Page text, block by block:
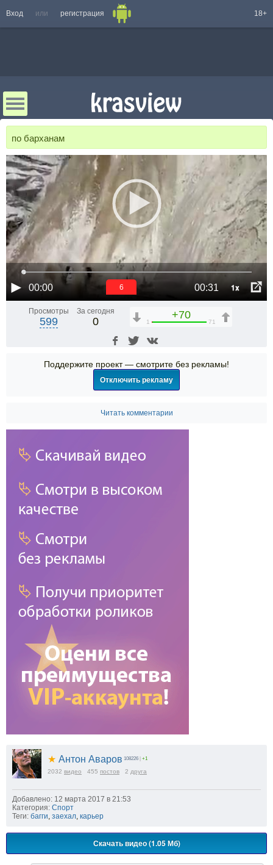
Вход или регистрация 18+
по барханам
00:00 00:31 1x
6
Просмотры
599
За сегодня
0
+70
1 71
Поддержите проект — смотрите без рекламы!
Отключить рекламу
Читать комментарии
★ Антон Аваров 108226 +1
2032 видео 455 постов 2 друга
Добавлено: 12 марта 2017 в 21:53
Категория: Спорт
Теги: багги, заехал, карьер
Скачать видео (1.05 Мб)